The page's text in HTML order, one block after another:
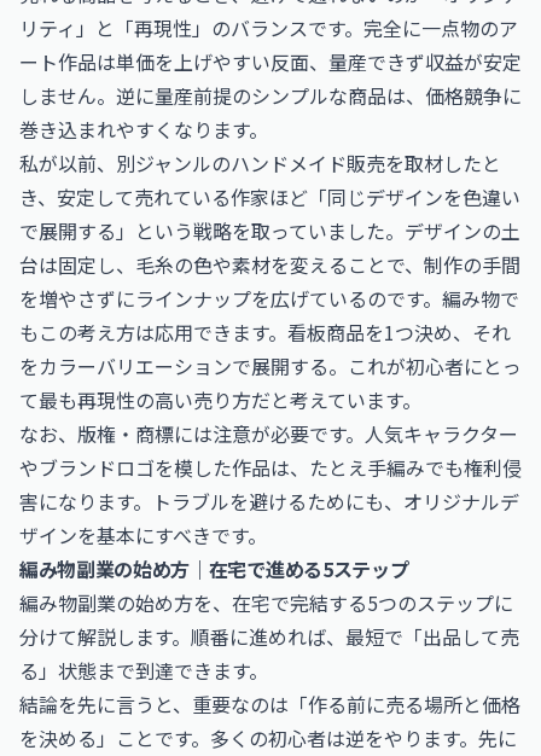
リティ」と「再現性」のバランスです。完全に一点物のア
ート作品は単価を上げやすい反面、量産できず収益が安定
しません。逆に量産前提のシンプルな商品は、価格競争に
巻き込まれやすくなります。
私が以前、別ジャンルのハンドメイド販売を取材したと
き、安定して売れている作家ほど「同じデザインを色違い
で展開する」という戦略を取っていました。デザインの土
台は固定し、毛糸の色や素材を変えることで、制作の手間
を増やさずにラインナップを広げているのです。編み物で
もこの考え方は応用できます。看板商品を1つ決め、それ
をカラーバリエーションで展開する。これが初心者にとっ
て最も再現性の高い売り方だと考えています。
なお、版権・商標には注意が必要です。人気キャラクター
やブランドロゴを模した作品は、たとえ手編みでも権利侵
害になります。トラブルを避けるためにも、オリジナルデ
ザインを基本にすべきです。
編み物副業の始め方｜在宅で進める5ステップ
編み物副業の始め方を、在宅で完結する5つのステップに
分けて解説します。順番に進めれば、最短で「出品して売
る」状態まで到達できます。
結論を先に言うと、重要なのは「作る前に売る場所と価格
を決める」ことです。多くの初心者は逆をやります。先に